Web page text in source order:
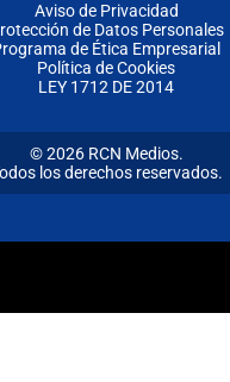
Aviso de Privacidad
de Datos Personales
de Ética Empresarial
Política de Cookies
LEY 1712 DE 2014
© 2026 RCN Medios.
los derechos reservados.